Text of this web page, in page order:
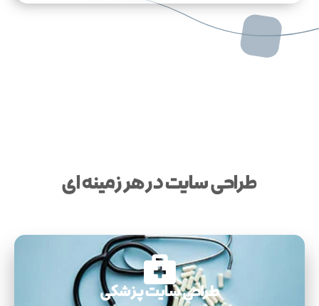
طراحی سایت در هر زمینه ای​
طراحی سایت پزشکی